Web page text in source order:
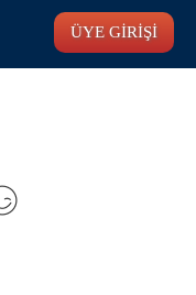
ÜYE GİRİŞİ